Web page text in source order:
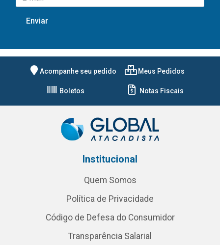
Acompanhe seu pedido Meus Pedidos
Boletos Notas Fiscais
Institucional
Quem Somos
Política de Privacidade
Código de Defesa do Consumidor
Transparência Salarial